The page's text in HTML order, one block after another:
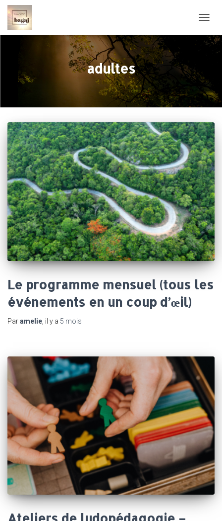
adultes
Le programme mensuel (tous les
événements en un coup d’œil)
Paramelie , il y a 5 mois